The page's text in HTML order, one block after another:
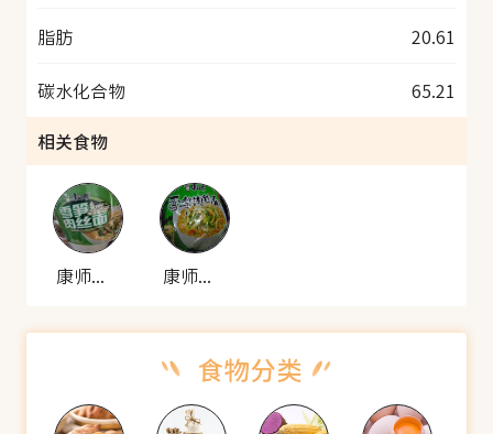
脂肪 20.61
碳水化合物
65.21
相关食物
康师傅 雪笋肉丝面 康师傅 雪笋肉丝面